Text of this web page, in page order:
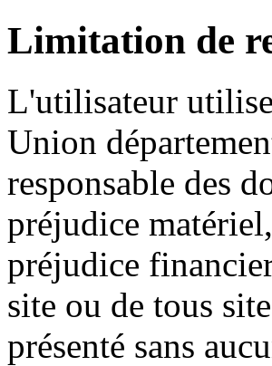
Limitation de
L'utilisateur utilise
Union
responsable des
préjudice
préjudice
site ou de tous
présenté sans